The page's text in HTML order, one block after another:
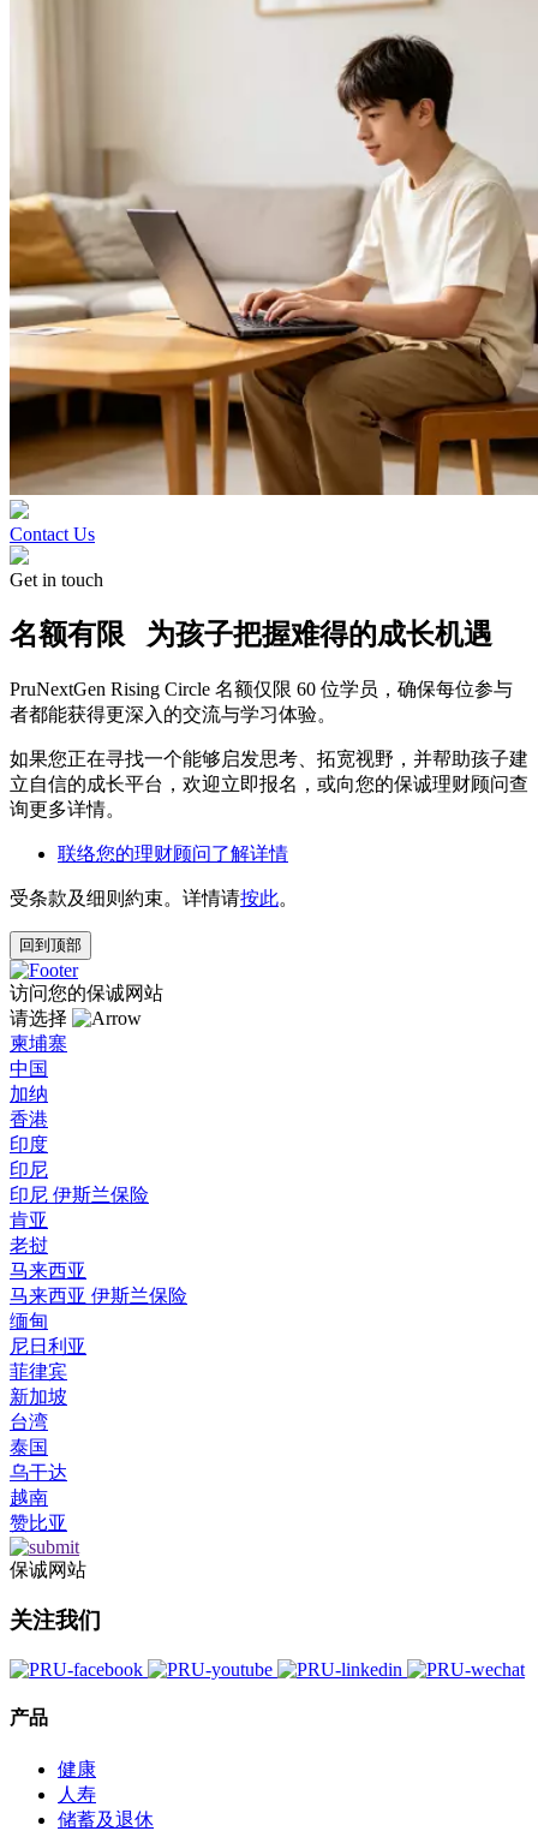
Contact Us
Get in touch
名额有限 为孩子把握难得的成长机遇
PruNextGen Rising Circle 名额仅限 60 位学员，确保每位参与
者都能获得更深入的交流与学习体验。
如果您正在寻找一个能够启发思考、拓宽视野，并帮助孩子建
立自信的成长平台，欢迎立即报名，或向您的保诚理财顾问查
询更多详情。
联络您的理财顾问了解详情
受条款及细则約束。详情请按此。
回到顶部
访问您的保诚网站
请选择
柬埔寨
中国
加纳
香港
印度
印尼
印尼 伊斯兰保险
肯亚
老挝
马来西亚
马来西亚 伊斯兰保险
缅甸
尼日利亚
菲律宾
新加坡
台湾
泰国
乌干达
越南
赞比亚
保诚网站
关注我们
产品
健康
人寿
储蓄及退休